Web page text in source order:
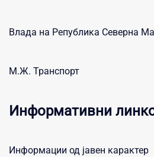
Влада на Република Северна
М.Ж. Транспорт
Информативни
Информации од јавен карактер